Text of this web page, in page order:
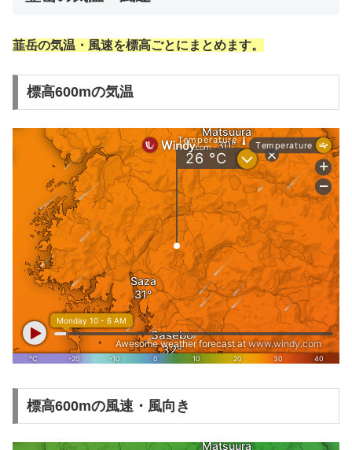
韮岳の気温・風速を標高ごとにまとめます。
標高600mの気温
標高600mの風速・風向き